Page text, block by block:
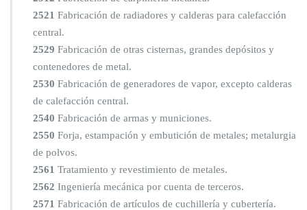
2521 Fabricación de radiadores y calderas para calefacción
central.
2529 Fabricación de otras cisternas, grandes depósitos y
contenedores de metal.
2530 Fabricación de generadores de vapor, excepto calderas
de calefacción central.
2540 Fabricación de armas y municiones.
2550 Forja, estampación y embutición de metales; metalurgia
de polvos.
2561 Tratamiento y revestimiento de metales.
2562 Ingeniería mecánica por cuenta de terceros.
2571 Fabricación de artículos de cuchillería y cubertería.